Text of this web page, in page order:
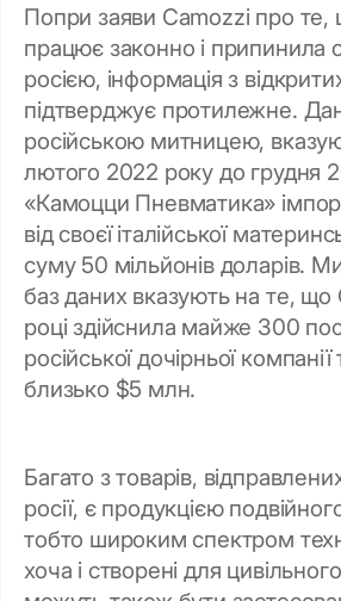
Попри заяви Camozzi про те,
працює законно і припинила
росією, інформація з
підтверджує протилежне.
російською митницею,
лютого 2022 року до грудня
«Камоцци Пневматика»
від своєї італійської
суму 50 мільйонів доларів.
баз даних вказують на те,
році здійснила майже 300
російської дочірньої
близько $5 млн.
Багато з товарів,
росії, є продукцією
тобто широким спектром
хоча і створені для